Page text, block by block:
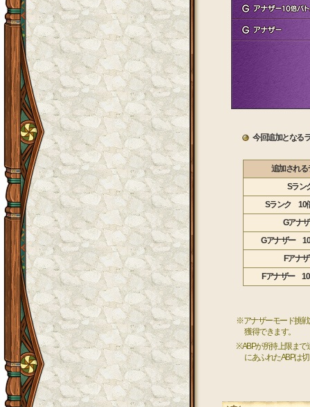
今回追加となる
追加される
Sラン
Sランク 10
Gアナ
Gアナザー
Fアナ
Fアナザー
※アナザーモード挑戦
獲得できます。
※ABPが所持上限まで
にあふれたABPは